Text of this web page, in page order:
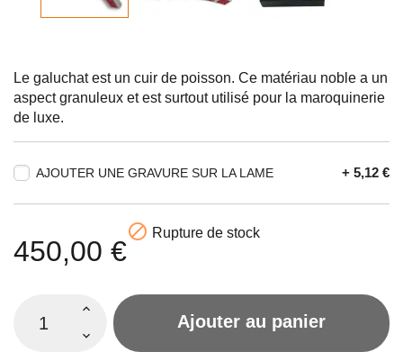
Le galuchat est un cuir de poisson. Ce matériau noble a un
aspect granuleux et est surtout utilisé pour la maroquinerie
de luxe.
AJOUTER UNE GRAVURE SUR LA LAME + 5,12 €
450,00 €
 Rupture de stock
Ajouter au panier